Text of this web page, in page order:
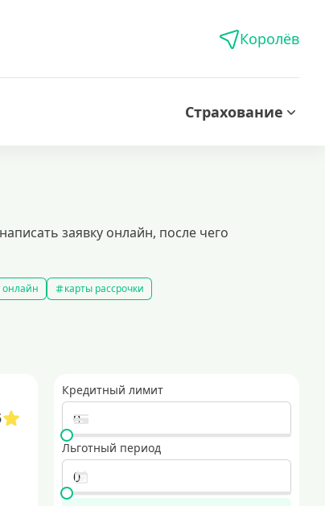
Королёв
Страхование
заявку онлайн, после чего
онлайн
карты рассрочки
Кредитный лимит
Льготный период